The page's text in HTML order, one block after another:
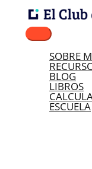
contenido
Menú
principal
SOBRE
BLOG
LIBROS
ESCUELA
Nombre*
Correo
Web
Escribe
aquí...
Buscar